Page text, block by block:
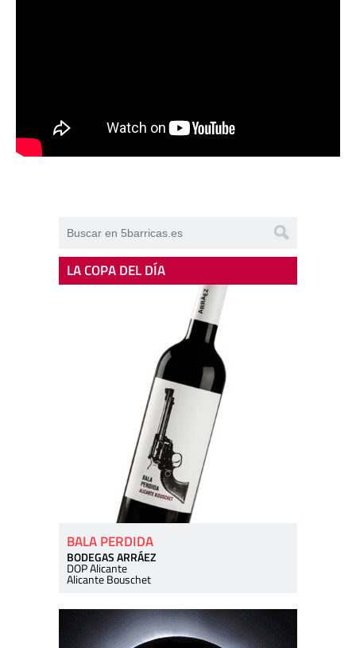
LA COPA DEL DÍA
BALA PERDIDA
BODEGAS ARRÁEZ
DOP Alicante
Alicante Bouschet